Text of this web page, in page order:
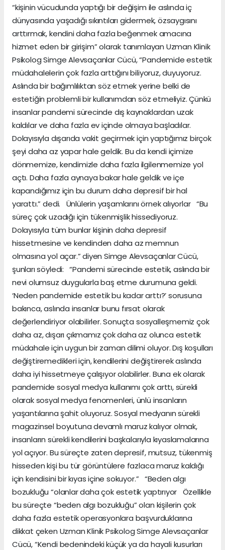
“kişinin vücudunda yaptığı bir değişim ile aslında iç
dünyasında yaşadığı sıkıntıları gidermek, özsaygısını
arttırmak, kendini daha fazla beğenmek amacına
hizmet eden bir girişim” olarak tanımlayan Uzman Klinik
Psikolog Simge Alevsaçanlar Cücü, “Pandemide estetik
müdahalelerin çok fazla arttığını biliyoruz, duyuyoruz.
Aslında bir bağımlılıktan söz etmek yerine belki de
estetiğin problemli bir kullanımdan söz etmeliyiz. Çünkü
insanlar pandemi sürecinde dış kaynaklardan uzak
kaldılar ve daha fazla ev içinde olmaya başladılar.
Dolayısıyla dışarıda vakit geçirmek için yaptığımız birçok
şeyi daha az yapar hale geldik. Bu da kendi içimize
dönmemize, kendimizle daha fazla ilgilenmemize yol
açtı. Daha fazla aynaya bakar hale geldik ve içe
kapandığımız için bu durum daha depresif bir hal
yarattı.” dedi. Ünlülerin yaşamlarını örnek alıyorlar “Bu
süreç çok uzadığı için tükenmişlik hissediyoruz.
Dolayısıyla tüm bunlar kişinin daha depresif
hissetmesine ve kendinden daha az memnun
olmasına yol açar.” diyen Simge Alevsaçanlar Cücü,
şunları söyledi: “Pandemi sürecinde estetik, aslında bir
nevi olumsuz duygularla baş etme durumuna geldi.
‘Neden pandemide estetik bu kadar arttı?’ sorusuna
bakınca, aslında insanlar bunu fırsat olarak
değerlendiriyor olabilirler. Sonuçta sosyalleşmemiz çok
daha az, dışarı çıkmamız çok daha az olunca estetik
müdahale için uygun bir zaman dilimi oluyor. Dış koşulları
değiştiremedikleri için, kendilerini değiştirerek aslında
daha iyi hissetmeye çalışıyor olabilirler. Buna ek olarak
pandemide sosyal medya kullanımı çok arttı, sürekli
olarak sosyal medya fenomenleri, ünlü insanların
yaşantılarına şahit oluyoruz. Sosyal medyanın sürekli
magazinsel boyutuna devamlı maruz kalıyor olmak,
insanların sürekli kendilerini başkalarıyla kıyaslamalarına
yol açıyor. Bu süreçte zaten depresif, mutsuz, tükenmiş
hisseden kişi bu tür görüntülere fazlaca maruz kaldığı
için kendisini bir kıyas içine sokuyor.” “Beden algı
bozukluğu “olanlar daha çok estetik yaptırıyor Özellikle
bu süreçte “beden algı bozukluğu” olan kişilerin çok
daha fazla estetik operasyonlara başvurduklarına
dikkat çeken Uzman Klinik Psikolog Simge Alevsaçanlar
Cücü, “Kendi bedenindeki küçük ya da hayali kusurları